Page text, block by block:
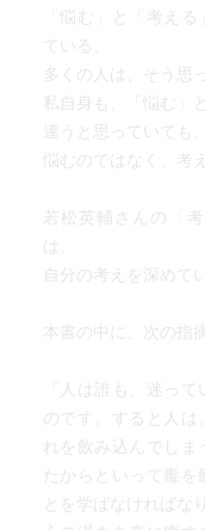
「悩む」と「考え
ている。
多くの人は、そう思
私自身も、「悩む」
違うと思っていても
悩むのではなく、考
若松英輔さんの「
は、
自分の考えを深めて
本書の中に、次の指
『人は誰も、迷っ
のです。すると人
れを飲み込んでし
たからといって毒を
とを学ばなければな